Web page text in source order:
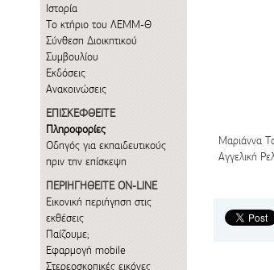
Ιστορία
Το κτήριο του ΛΕΜΜ-Θ
Σύνθεση Διοικητικού
Συμβουλίου
Εκδόσεις
Ανακοινώσεις
ΕΠΙΣΚΕΦΘΕΙΤΕ
Πληροφορίες
Οδηγός για εκπαιδευτικούς
πριν την επίσκεψη
ΠΕΡΙΗΓΗΘΕΙΤΕ ON-LINE
Εικονική περιήγηση στις
εκθέσεις
Παίζουμε;
Εφαρμογή mobile
Στερεοσκοπικές εικόνες
Μαριάννα
Αγγελική